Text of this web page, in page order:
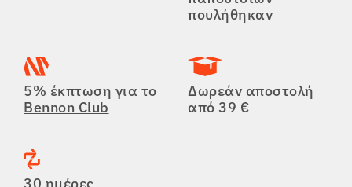
πουλήθηκαν
5% έκπτωση για το
Bennon Club
Δωρεάν αποστολή
από 39 €